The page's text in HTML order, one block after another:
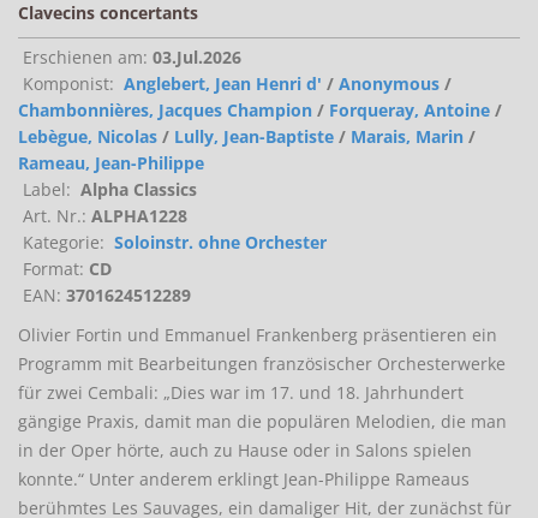
Clavecins concertants
Erschienen am: 03.Jul.2026
Komponist: Anglebert, Jean Henri d' / Anonymous /
Chambonnières, Jacques Champion / Forqueray, Antoine /
Lebègue, Nicolas / Lully, Jean-Baptiste / Marais, Marin /
Rameau, Jean-Philippe
Label: Alpha Classics
Art. Nr.: ALPHA1228
Kategorie: Soloinstr. ohne Orchester
Format: CD
EAN: 3701624512289
Olivier Fortin und Emmanuel Frankenberg präsentieren ein
Programm mit Bearbeitungen französischer Orchesterwerke
für zwei Cembali: „Dies war im 17. und 18. Jahrhundert
gängige Praxis, damit man die populären Melodien, die man
in der Oper hörte, auch zu Hause oder in Salons spielen
konnte.“ Unter anderem erklingt Jean-Philippe Rameaus
berühmtes Les Sauvages, ein damaliger Hit, der zunächst für